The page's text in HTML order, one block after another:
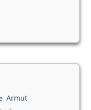
Armut